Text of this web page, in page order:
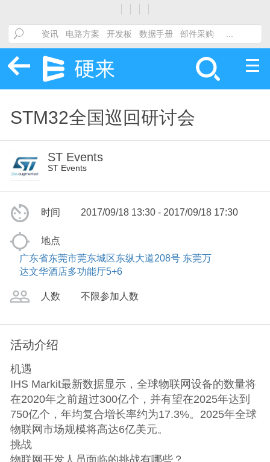
STM32全国巡回研讨会
ST Events
ST Events
时间 2017/09/18 13:30 - 2017/09/18 17:30
地点
广东省东莞市莞东城区东纵大道208号 东莞万
达文华酒店多功能厅5+6
人数 不限参加人数
活动介绍
机遇
IHS Markit最新数据显示，全球物联网设备的数量将
在2020年之前超过300亿个，并有望在2025年达到
750亿个，年均复合增长率约为17.3%。2025年全球
物联网市场规模将高达6亿美元。
挑战